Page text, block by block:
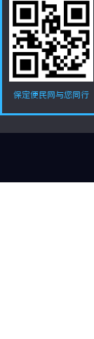
保定便民网与您同行